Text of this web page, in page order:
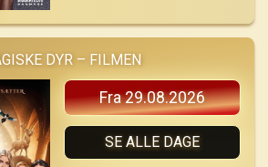
DYR – FILMEN
Fra 29.08.2026
SE ALLE DAGE